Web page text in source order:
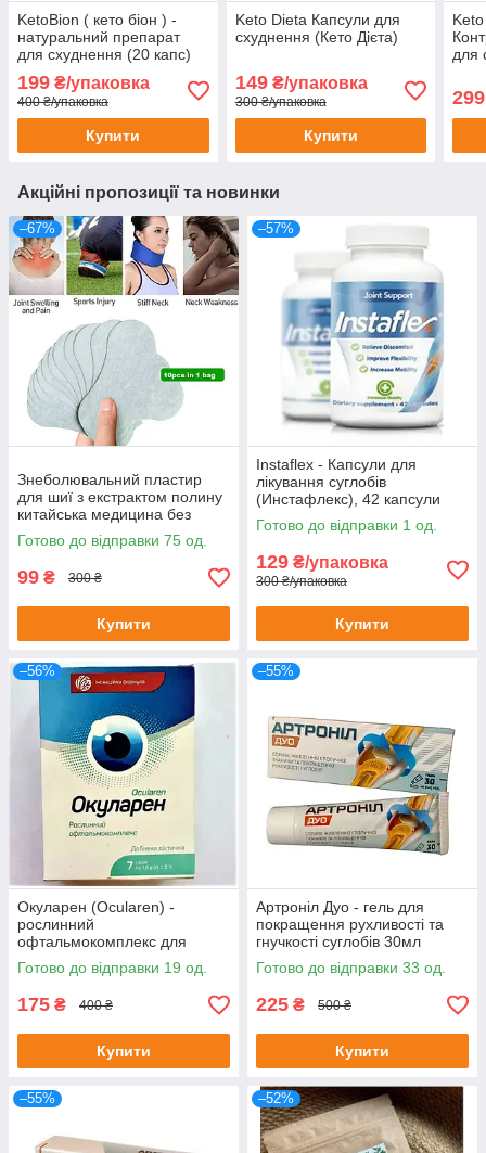
KetoBion ( кето біон ) -
натуральний препарат
для схуднення (20 капс)
199 ₴/упаковка
400 ₴/упаковка
Купити
Keto Dieta Капсули для
схуднення (Кето Дієта)
149₴/упаковка
300 ₴/упаковка
Купити
для
299
Акційні пропозиції та новинки
–67%
Знеболювальний пластир
для шиї з екстрактом полину
китайська медицина без
картонного паковання
Готово до відправки 75 од.
99 ₴ 300 ₴
Купити
–57%
Instaflex - Капсули для
лікування суглобів
(Инстафлекс), 42 капсули
Готово до відправки 1 од.
129 ₴/упаковка
300 ₴/упаковка
Купити
–56%
Окуларен (Ocularen) -
рослинний
офтальмокомплекс для
покращення зору, 7 саше
Готово до відправки 19 од.
175 ₴ 400 ₴
Купити
–55%
Артроніл Дуо - гель для
покращення рухливості та
гнучкості суглобів 30мл
Готово до відправки 33 од.
225 ₴ 500 ₴
Купити
–55% –52%